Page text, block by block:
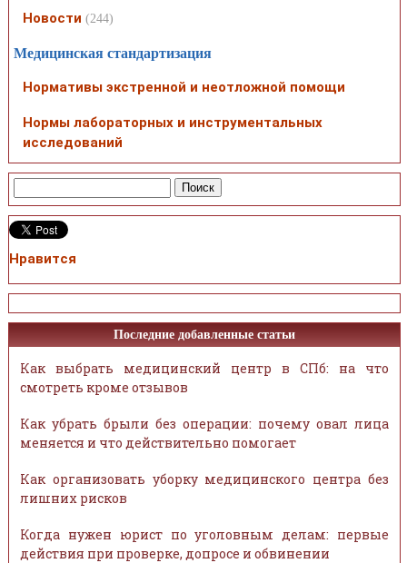
Новости (244)
Медицинская стандартизация
Нормативы экстренной и неотложной помощи
Нормы лабораторных и инструментальных
исследований
Нравится
Последние добавленные статьи
Как выбрать медицинский центр в СПб: на что
смотреть кроме отзывов
Как убрать брыли без операции: почему овал лица
меняется и что действительно помогает
Как организовать уборку медицинского центра без
лишних рисков
Когда нужен юрист по уголовным делам: первые
действия при проверке, допросе и обвинении